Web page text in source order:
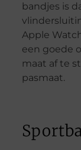
bandjes is
Apple
een goede
maat af te
pasmaat.